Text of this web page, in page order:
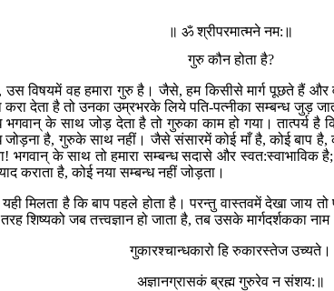
॥ ॐ श्रीपरमात्मने नम:॥
गुरु कौन होता है?
उस विषयमें वह हमारा गुरु है। जैसे, हम किसीसे मार्ग पूछते हैं और
देता है तो उनका उम्रभरके लिये पति-पत्नीका सम्बन्ध जुड़
भगवान् के साथ जोड़ देता है तो गुरुका काम हो गया।
जोड़ना है, गुरुके साथ नहीं। जैसे संसारमें कोई माँ है, कोई बाप
के साथ तो हमारा सम्बन्ध सदासे और स्वत:स्वाभाविक
कराता है, कोई नया सम्बन्ध नहीं जोड़ता।
मिलता है कि बाप पहले होता है। परन्तु वास्तवमें देखा जाय
शिष्यको जब तत्त्वज्ञान हो जाता है, तब उसके मार्गदर्शकका
गुकारश्चान्धकारो हि रुकारस्तेज उच्यते।
अज्ञानग्रासकं ब्रह्म गुरुरेव न संशय:॥